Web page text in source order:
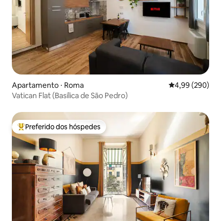
Apartamento ⋅ Roma 4,99 de uma
4,99 (290)
Vatican Flat (Basílica de São Pedro)
Entre os melhores preferidos dos hóspedes
Preferido dos hóspedes